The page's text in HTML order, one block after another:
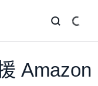
Amazon